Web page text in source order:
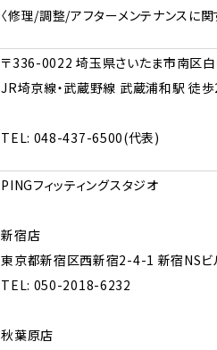
〈修理/調整/アフターメンテナンスに
〒336-0022 埼玉県さいたま市南区
JR埼京線・武蔵野線 武蔵浦和駅 徒
TEL: 048-437-6500(代表)
PINGフィッティングスタジオ
新宿店
東京都新宿区西新宿2-4-1 新宿NSビ
TEL: 050-2018-6232
秋葉原店